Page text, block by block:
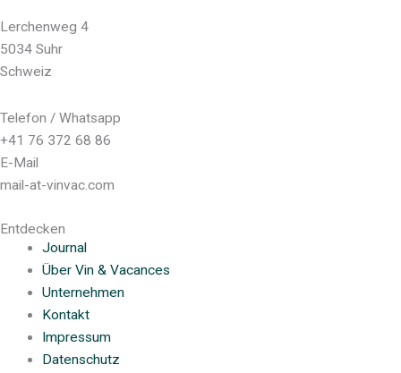
Lerchenweg 4
5034 Suhr
Schweiz
Telefon / Whatsapp
+41 76 372 68 86
E-Mail
mail-at-vinvac.com
Entdecken
Journal
Über Vin & Vacances
Unternehmen
Kontakt
Impressum
Datenschutz